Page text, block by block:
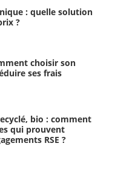
: quelle solution
?
choisir son
ses frais
bio : comment
qui prouvent
RSE ?